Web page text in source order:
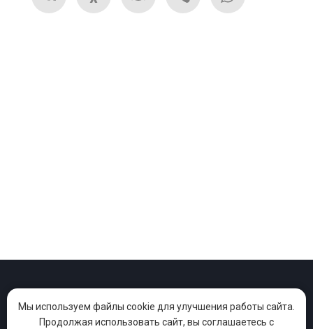
Проекты Песни Клипы
Мы используем файлы cookie для улучшения работы сайта.
Продолжая использовать сайт, вы соглашаетесь с